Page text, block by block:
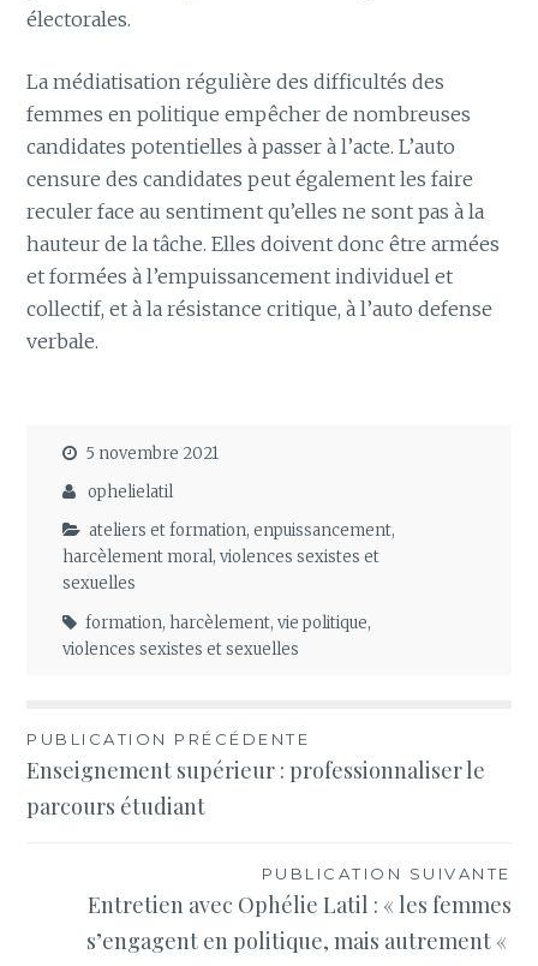
électorales.
La médiatisation régulière des difficultés des
femmes en politique empêcher de nombreuses
candidates potentielles à passer à l’acte. L’auto
censure des candidates peut également les faire
reculer face au sentiment qu’elles ne sont pas à la
hauteur de la tâche. Elles doivent donc être armées
et formées à l’empuissancement individuel et
collectif, et à la résistance critique, à l’auto defense
verbale.
5 novembre 2021
ophelielatil
ateliers et formation,enpuissancement,
harcèlement moral,violences sexistes et
sexuelles
formation, harcèlement,vie politique,
violences sexistes et sexuelles
Navigation
de
l’article
PUBLICATION PRÉCÉDENTE
Enseignement supérieur : professionnaliser le
parcours étudiant
PUBLICATION SUIVANTE
Entretien avec Ophélie Latil : « les femmes
s’engagent en politique, mais autrement «